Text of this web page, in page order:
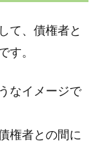
て、債権者と
す。
なイメージで
権者との間に